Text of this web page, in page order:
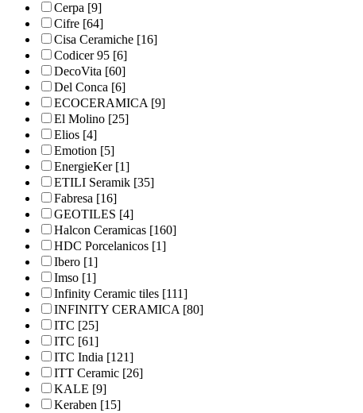
Cerpa [9]
Cifre [64]
Cisa Ceramiche [16]
Codicer 95 [6]
DecoVita [60]
Del Conca [6]
ECOCERAMICA[9]
El Molino [25]
Elios [4]
Emotion [5]
EnergieKer[1]
ETILI Seramik [35]
Fabresa [16]
GEOTILES [4]
Halcon Ceramicas [160]
HDC Porcelanicos [1]
Ibero [1]
Imso [1]
Infinity Ceramic tiles [111]
INFINITY CERAMICA[80]
ITC [25]
ITC [61]
ITC India [121]
ITT Ceramic [26]
KALE [9]
Keraben [15]